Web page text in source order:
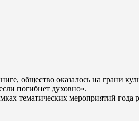
общество оказалось на грани
погибнет духовно».
тематических мероприятий года